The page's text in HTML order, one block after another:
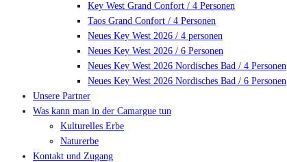
Key West Grand Confort / 4 Personen
Taos Grand Confort / 4 Personen
Neues Key West 2026 / 4 personen
Neues Key West 2026 / 6 Personen
Neues Key West 2026 Nordisches Bad / 4 Personen
Neues Key West 2026 Nordisches Bad / 6 Personen
Unsere Partner
Was kann man in der Camargue tun
Kulturelles Erbe
Naturerbe
Kontakt und Zugang